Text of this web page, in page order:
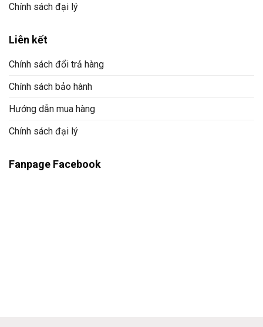
Chính sách đại lý
Liên kết
Chính sách đổi trả hàng
Chính sách bảo hành
Hướng dẫn mua hàng
Chính sách đại lý
Fanpage Facebook